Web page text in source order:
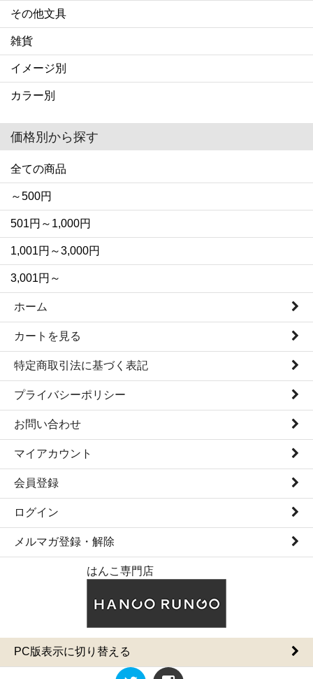
その他文具
雑貨
イメージ別
カラー別
価格別から探す
全ての商品
～500円
501円～1,000円
1,001円～3,000円
3,001円～
ホーム
カートを見る
特定商取引法に基づく表記
プライバシーポリシー
お問い合わせ
マイアカウント
会員登録
ログイン
メルマガ登録・解除
はんこ専門店
PC版表示に切り替える